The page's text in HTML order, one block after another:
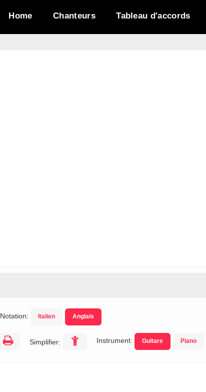
Home Chanteurs Tableau d'accords
Notation: Italien Anglais
Simplifier: Instrument: Guitare Piano